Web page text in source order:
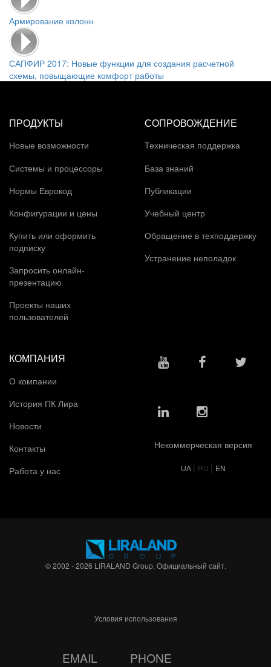
Армирование колонн
САПФИР 2017: Новые функции для создания расчетной
схемы, повыщающие комфорт работы
ПРОДУКТЫ
Новые возможности
Системы и процессоры
Нормы Еврокод
Конфигурации и цены
Купить или оформить
подписку
Запросить онлайн-
презентацию
Проекты наших
пользователей
СОПРОВОЖДЕНИЕ
Техническая поддержка
База знаний
Публикации
Учебный центр
Обращение в техподдержку
Устранение неполадок
КОМПАНИЯ
О компании
История ПК Лира
Новости
Контакты
Работа у нас
Некоммерческая версия
UA | RU | EN
© 2002 - 2026 LIRALAND Group. Официальный сайт.
Условия использования
EMAIL PHONE